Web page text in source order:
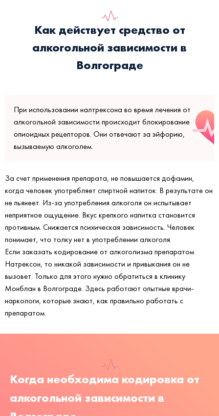
Как действует средство от
алкогольной зависимости в
Волгограде
При использовании налтрексона во время лечения от
алкогольной зависимости происходит блокирование
опиоидных рецепторов. Они отвечают за эйфорию,
вызываемую алкоголем.
За счет применения препарата, не повышается дофамин,
когда человек употребляет спиртной напиток. В результате он
не пьянеет. Из-за употребления алкоголя он испытывает
неприятное ощущение. Вкус крепкого напитка становится
противным. Снижается психическая зависимость. Человек
понимает, что толку нет в употреблении алкоголя.
Если заказать кодирование от алкоголизма препаратом
Натрексон, то никакой зависимости и привыкания он не
вызовет. Только для этого нужно обратиться в клинику
Монблан в Волгограде. Здесь работают опытные врачи-
наркологи, которые знают, как правильно работать с
препаратом.
Когда необходима кодировка от
алкогольной зависимости в